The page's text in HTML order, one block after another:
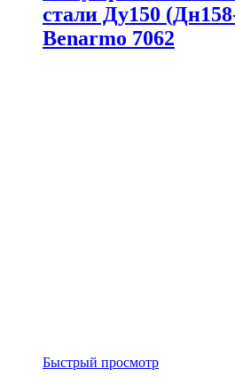
стали Ду150
Benarmo 7062
Быстрый просмотр